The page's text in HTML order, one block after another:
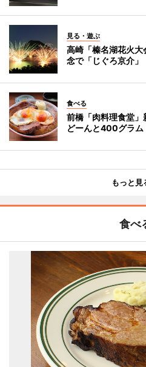
見る・遊ぶ
高崎「榛名湖花火
念で「じぐろ京介」
食べる
前橋「肉料理食堂
どーんと400グラム
もっと見
食べ